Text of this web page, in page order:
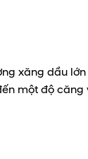
xăng dầu lớn
một độ căng